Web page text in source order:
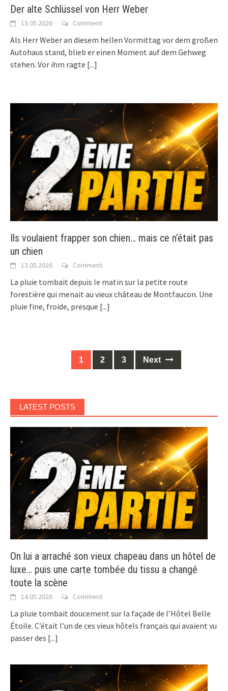
Der alte Schlüssel von Herr Weber
13.05.2026 Comment
Als Herr Weber an diesem hellen Vormittag vor dem großen
Autohaus stand, blieb er einen Moment auf dem Gehweg
stehen. Vor ihm ragte [...]
Ils voulaient frapper son chien… mais ce n’était pas
un chien
13.05.2026 Comment
La pluie tombait depuis le matin sur la petite route
forestière qui menait au vieux château de Montfaucon. Une
pluie fine, froide, presque [...]
1 2 3 Next
LATEST POSTS
On lui a arraché son vieux chapeau dans un hôtel de
luxe… puis une carte tombée du tissu a changé
toute la scène
14.05.2026 Comment
La pluie tombait doucement sur la façade de l’Hôtel Belle
Étoile. C’était l’un de ces vieux hôtels français qui avaient vu
passer des [...]